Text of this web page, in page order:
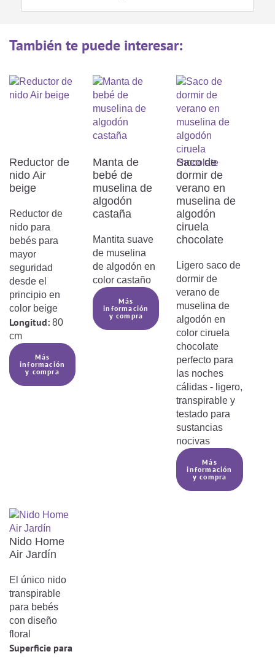
También te puede interesar:
Reductor de
nido Air
beige
Reductor de
nido para
bebés para
mayor
seguridad
desde el
principio en
color beige
Longitud: 80
cm
Más
información
y compra
Manta de
bebé de
muselina de
algodón
castaña
Mantita suave
de muselina
de algodón en
color castaño
Más
información
y compra
Saco de
dormir de
verano en
muselina de
algodón
ciruela
chocolate
Ligero saco de
dormir de
verano de
muselina de
algodón en
color ciruela
chocolate
perfecto para
las noches
cálidas - ligero,
transpirable y
testado para
sustancias
nocivas
Más
información
y compra
Nido Home
Air Jardín
El único nido
transpirable
para bebés
con diseño
floral
Superficie para